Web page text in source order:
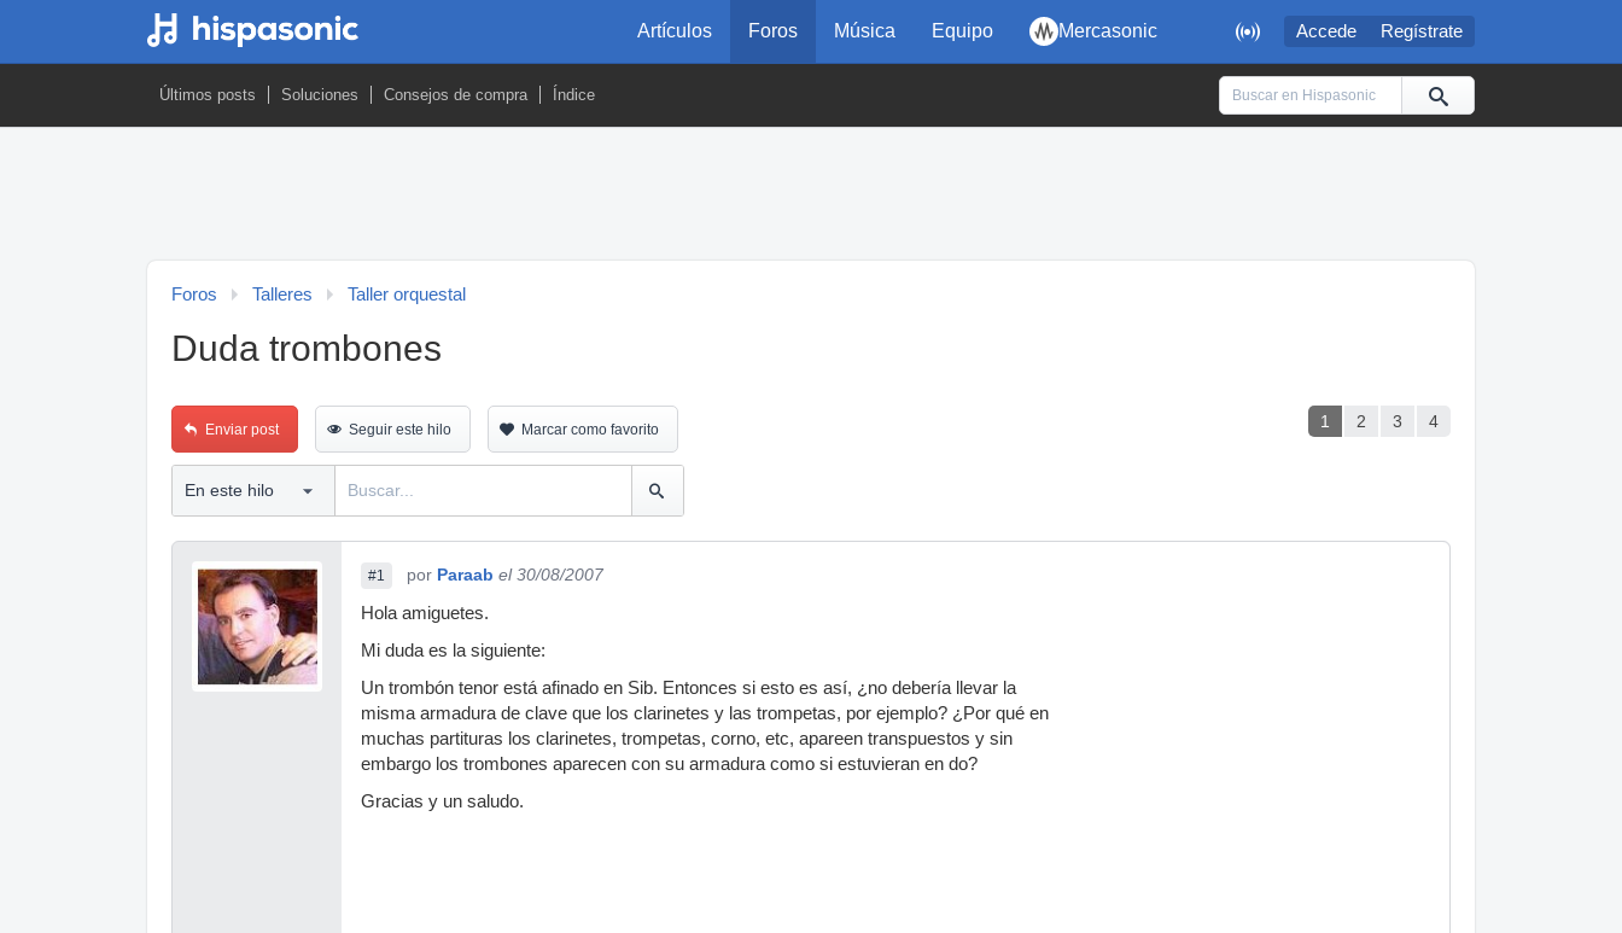
 Accede Regístrate
Artículos Foros Música Equipo Mercasonic
Últimos posts Soluciones Consejos de compra Índice
Foros Talleres Taller orquestal
Duda trombones
1 2 3 4
Enviar post Seguir este hilo Marcar como favorito
#1 por Paraab el 30/08/2007
Hola amiguetes.
Mi duda es la siguiente:
Un trombón tenor está afinado en Sib. Entonces si esto es así, ¿no debería llevar la
misma armadura de clave que los clarinetes y las trompetas, por ejemplo? ¿Por qué en
muchas partituras los clarinetes, trompetas, corno, etc, apareen transpuestos y sin
embargo los trombones aparecen con su armadura como si estuvieran en do?
Gracias y un saludo.